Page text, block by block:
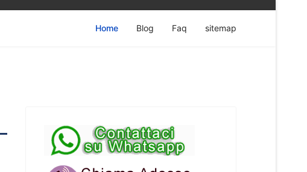
Home Blog Faq sitemap